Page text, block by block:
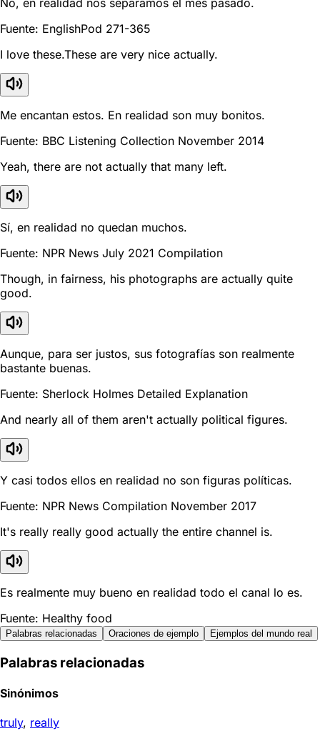
No, en realidad nos separamos el mes pasado.
Fuente: EnglishPod 271-365
I love these.These are very nice actually.
Me encantan estos. En realidad son muy bonitos.
Fuente: BBC Listening Collection November 2014
Yeah, there are not actually that many left.
Sí, en realidad no quedan muchos.
Fuente: NPR News July 2021 Compilation
Though, in fairness, his photographs are actually quite
good.
Aunque, para ser justos, sus fotografías son realmente
bastante buenas.
Fuente: Sherlock Holmes Detailed Explanation
And nearly all of them aren't actually political figures.
Y casi todos ellos en realidad no son figuras políticas.
Fuente: NPR News Compilation November 2017
It's really really good actually the entire channel is.
Es realmente muy bueno en realidad todo el canal lo es.
Fuente: Healthy food
Palabras relacionadas Oraciones de ejemplo Ejemplos del mundo real
Palabras relacionadas
Sinónimos
truly, really